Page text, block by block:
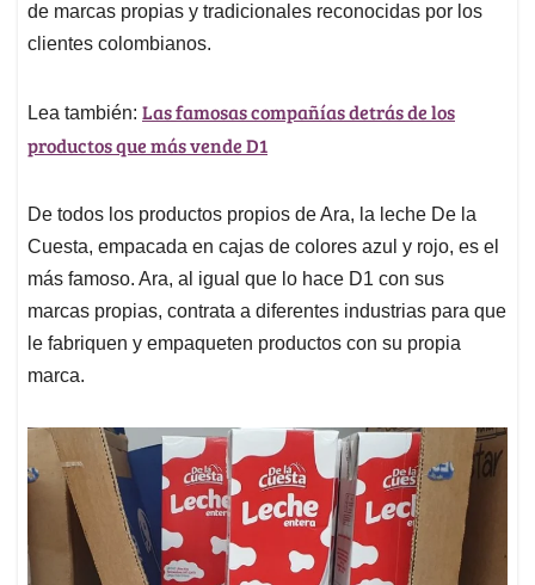
de marcas propias y tradicionales reconocidas por los
clientes colombianos.
Lea también: Las famosas compañías detrás de los
productos que más vende D1
De todos los productos propios de Ara, la leche De la
Cuesta, empacada en cajas de colores azul y rojo, es el
más famoso. Ara, al igual que lo hace D1 con sus
marcas propias, contrata a diferentes industrias para que
le fabriquen y empaqueten productos con su propia
marca.